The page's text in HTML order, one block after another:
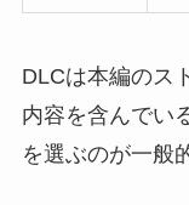
DLCは本編のス
内容を含んでい
を選ぶのが一般